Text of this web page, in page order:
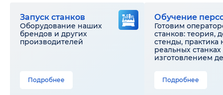
Запуск станков
Оборудование наших
брендов и других
производителей
Подробнее
Обучение
Готовим
станков: теория,
стенды, практика
реальных станках
изготовлением
Подробнее